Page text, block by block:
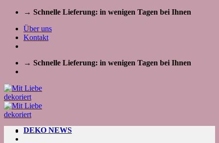
Zum
springen
→ Schnelle Lieferung: in wenigen Tagen bei Ihnen
Über uns
Kontakt
→ Schnelle Lieferung: in wenigen Tagen bei Ihnen
DEKO NEWS